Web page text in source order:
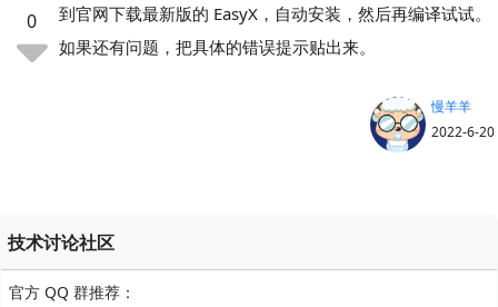
0
到官网下载最新版的 EasyX，自动安装，然后再编译试试。
如果还有问题，把具体的错误提示贴出来。
慢羊羊
2022-6-20
技术讨论社区
官方 QQ 群推荐：